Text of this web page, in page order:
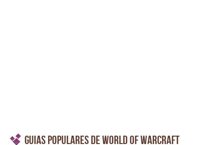
Guias Populares de World of Warcraft